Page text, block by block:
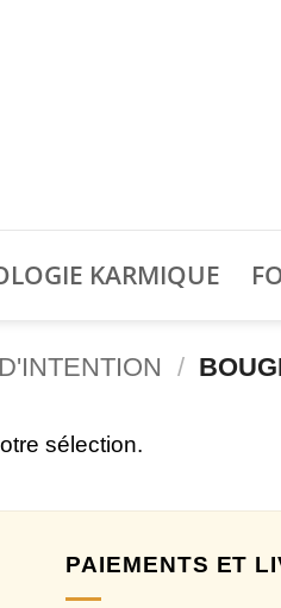
KARMIQUE
/
sélection.
PAIEMENTS ET